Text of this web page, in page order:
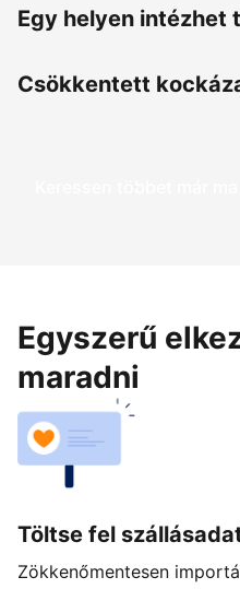
Egy helyen intézhet
Csökkentett
Keressen többet már ma
Egyszerű
maradni
Töltse fel
Zökkenőmentesen